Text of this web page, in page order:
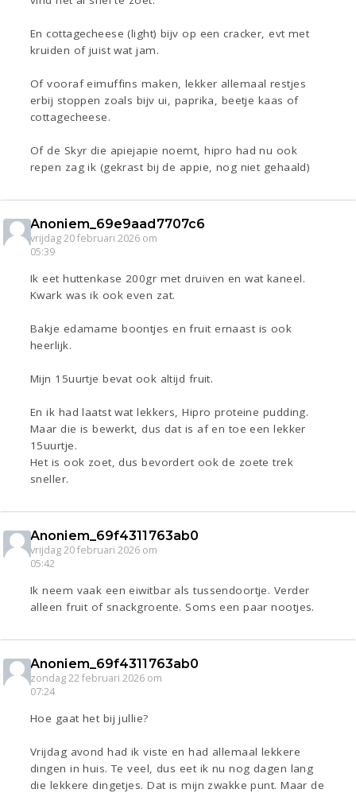
En cottagecheese (light) bijv op een cracker, evt met
kruiden of juist wat jam.
Of vooraf eimuffins maken, lekker allemaal restjes
erbij stoppen zoals bijv ui, paprika, beetje kaas of
cottagecheese.
Of de Skyr die apiejapie noemt, hipro had nu ook
repen zag ik (gekrast bij de appie, nog niet gehaald)
Anoniem_69e9aad7707c6
vrijdag 20 februari 2026 om
05:39
Ik eet huttenkase 200gr met druiven en wat kaneel.
Kwark was ik ook even zat.
Bakje edamame boontjes en fruit ernaast is ook
heerlijk.
Mijn 15uurtje bevat ook altijd fruit.
En ik had laatst wat lekkers, Hipro proteine pudding.
Maar die is bewerkt, dus dat is af en toe een lekker
15uurtje.
Het is ook zoet, dus bevordert ook de zoete trek
sneller.
Anoniem_69f4311763ab0
vrijdag 20 februari 2026 om
05:42
Ik neem vaak een eiwitbar als tussendoortje. Verder
alleen fruit of snackgroente. Soms een paar nootjes.
Anoniem_69f4311763ab0
zondag 22 februari 2026 om
07:24
Hoe gaat het bij jullie?
Vrijdag avond had ik viste en had allemaal lekkere
dingen in huis. Te veel, dus eet ik nu nog dagen lang
die lekkere dingetjes. Dat is mijn zwakke punt. Maar de